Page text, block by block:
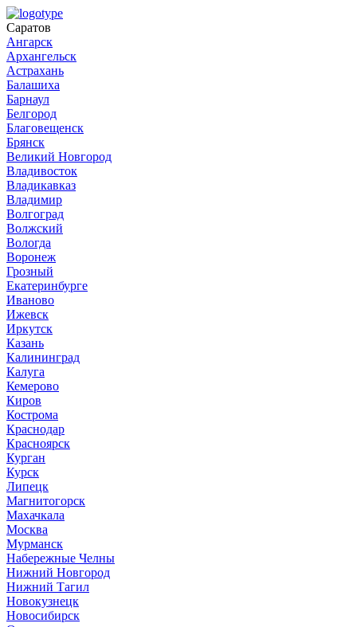
Саратов
Ангарск
Архангельск
Астрахань
Балашиха
Барнаул
Белгород
Благовещенск
Брянск
Великий Новгород
Владивосток
Владикавказ
Владимир
Волгоград
Волжский
Вологда
Воронеж
Грозный
Екатеринбурге
Иваново
Ижевск
Иркутск
Казань
Калининград
Калуга
Кемерово
Киров
Кострома
Краснодар
Красноярск
Курган
Курск
Липецк
Магнитогорск
Махачкала
Москва
Мурманск
Набережные Челны
Нижний Новгород
Нижний Тагил
Новокузнецк
Новосибирск